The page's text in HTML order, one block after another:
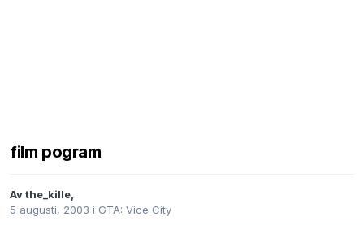
film pogram
Avthe_kille,
5 augusti, 2003 i GTA: Vice City